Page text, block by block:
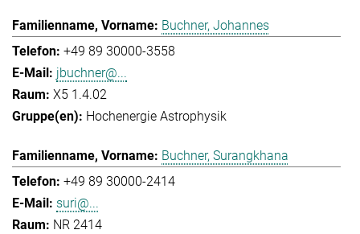
Buchner, Johannes
+49 89 30000-3558
jbuchner@...
X5 1.4.02
Hochenergie Astrophysik
Buchner, Surangkhana
+49 89 30000-2414
suri@...
NR 2414